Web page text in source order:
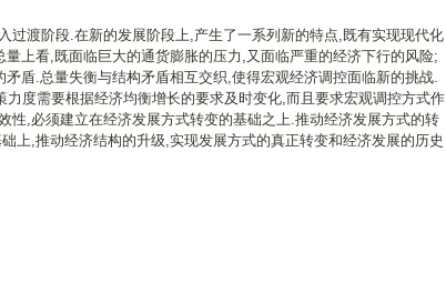
过渡阶段.在新的发展阶段上,产生了一系列新的特点,既有实现现代化
上看,既面临巨大的通货膨胀的压力,又面临严重的经济下行的风险;
盾.总量失衡与结构矛盾相互交织,使得宏观经济调控面临新的挑战.
度需要根据经济均衡增长的要求及时变化,而且要求宏观调控方式作
性,必须建立在经济发展方式转变的基础之上.推动经济发展方式的转
上,推动经济结构的升级,实现发展方式的真正转变和经济发展的历史